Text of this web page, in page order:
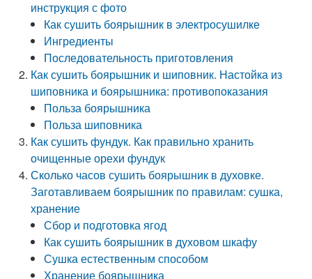
инструкция с фото
Как сушить боярышник в электросушилке
Ингредиенты
Последовательность приготовления
Как сушить боярышник и шиповник. Настойка из
шиповника и боярышника: противопоказания
Польза боярышника
Польза шиповника
Как сушить фундук. Как правильно хранить
очищенные орехи фундук
Сколько часов сушить боярышник в духовке.
Заготавливаем боярышник по правилам: сушка,
хранение
Сбор и подготовка ягод
Как сушить боярышник в духовом шкафу
Сушка естественным способом
Хранение боярышника